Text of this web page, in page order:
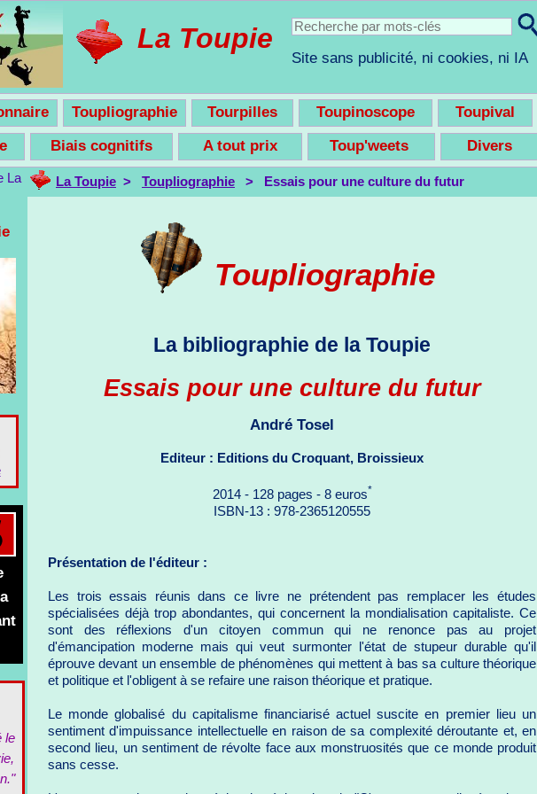
La Toupie
Site sans publicité, ni cookies, ni IA
Toupliographie Tourpilles Toupinoscope
Toupival
Biais cognitifs A tout prix Toup'weets Divers
le
La Toupie > Toupliographie > Essais pour une culture du futur
Toupliographie
La bibliographie de la Toupie
Essais pour une culture du futur
André Tosel
Editeur : Editions du Croquant, Broissieux
2014 - 128 pages - 8 euros*
ISBN-13 : 978-2365120555
Présentation de l'éditeur :
Les trois essais réunis dans ce livre ne prétendent pas remplacer les études
spécialisées déjà trop abondantes, qui concernent la mondialisation capitaliste. Ce
sont des réflexions d'un citoyen commun qui ne renonce pas au projet
d'émancipation moderne mais qui veut surmonter l'état de stupeur durable qu'il
éprouve devant un ensemble de phénomènes qui mettent à bas sa culture théorique
et politique et l'obligent à se refaire une raison théorique et pratique.
Le monde globalisé du capitalisme financiarisé actuel suscite en premier lieu un
sentiment d'impuissance intellectuelle en raison de sa complexité déroutante et, en
second lieu, un sentiment de révolte face aux monstruosités que ce monde produit
sans cesse.